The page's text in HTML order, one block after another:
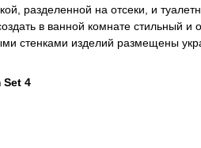
разделенной на отсеки, и
в ванной комнате стильный и
стенками изделий размещены
Set 4